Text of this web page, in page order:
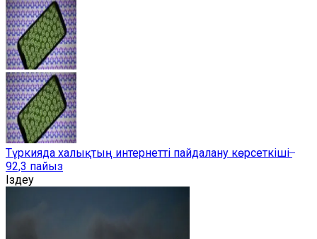
Түркияда халықтың интернетті пайдалану көрсеткіші ̶
92,3 пайыз
Іздеу